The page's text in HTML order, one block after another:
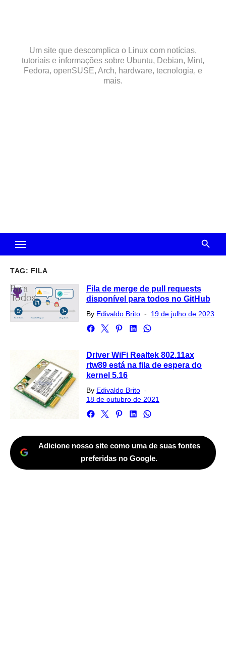
Um site que descomplica o Linux com notícias,
tutoriais e informações sobre Ubuntu, Debian, Mint,
Fedora, openSUSE, Arch, hardware, tecnologia, e
mais.
TAG: FILA
Fila de merge de pull requests
disponível para todos no GitHub
By Edivaldo Brito
Posted
19 de julho de 2023
Driver WiFi Realtek 802.11ax
rtw89 está na fila de espera do
kernel 5.16
By Edivaldo Brito
on
18 de outubro de 2021
Adicione nosso site como uma de suas fontes
preferidas no Google.